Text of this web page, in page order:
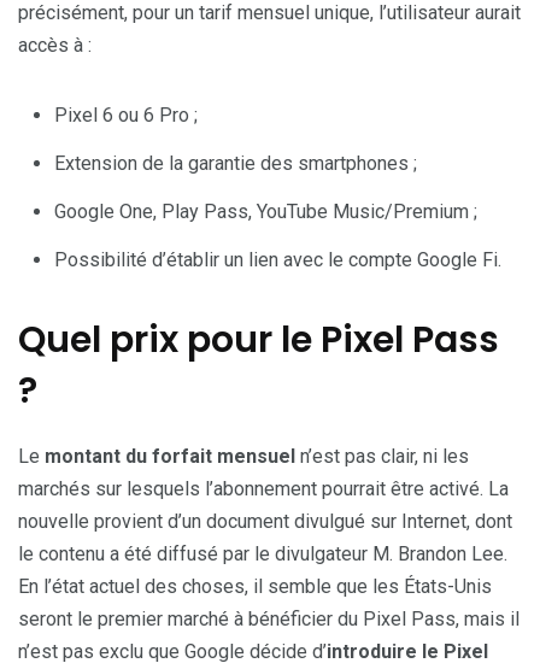
précisément, pour un tarif mensuel unique, l’utilisateur aurait
accès à :
Pixel 6 ou 6 Pro ;
Extension de la garantie des smartphones ;
Google One, Play Pass, YouTube Music/Premium ;
Possibilité d’établir un lien avec le compte Google Fi.
Quel prix pour le Pixel Pass
?
Le montant du forfait mensuel n’est pas clair, ni les
marchés sur lesquels l’abonnement pourrait être activé. La
nouvelle provient d’un document divulgué sur Internet, dont
le contenu a été diffusé par le divulgateur M. Brandon Lee.
En l’état actuel des choses, il semble que les États-Unis
seront le premier marché à bénéficier du Pixel Pass, mais il
n’est pas exclu que Google décide d’introduire le Pixel